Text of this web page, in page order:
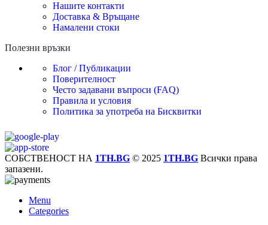
Нашите контакти
Доставка & Връщане
Намалени стоки
Полезни връзки
Блог / Публикации
Поверителност
Често задавани въпроси (FAQ)
Правила и условия
Политика за употреба на Бисквитки
СОБСТВЕНОСТ НА 1TH.BG © 2025 1TH.BG Всички права
запазени.
Menu
Categories